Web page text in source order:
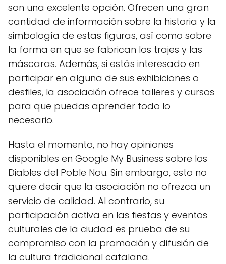
son una excelente opción. Ofrecen una gran
cantidad de información sobre la historia y la
simbología de estas figuras, así como sobre
la forma en que se fabrican los trajes y las
máscaras. Además, si estás interesado en
participar en alguna de sus exhibiciones o
desfiles, la asociación ofrece talleres y cursos
para que puedas aprender todo lo
necesario.
Hasta el momento, no hay opiniones
disponibles en Google My Business sobre los
Diables del Poble Nou. Sin embargo, esto no
quiere decir que la asociación no ofrezca un
servicio de calidad. Al contrario, su
participación activa en las fiestas y eventos
culturales de la ciudad es prueba de su
compromiso con la promoción y difusión de
la cultura tradicional catalana.